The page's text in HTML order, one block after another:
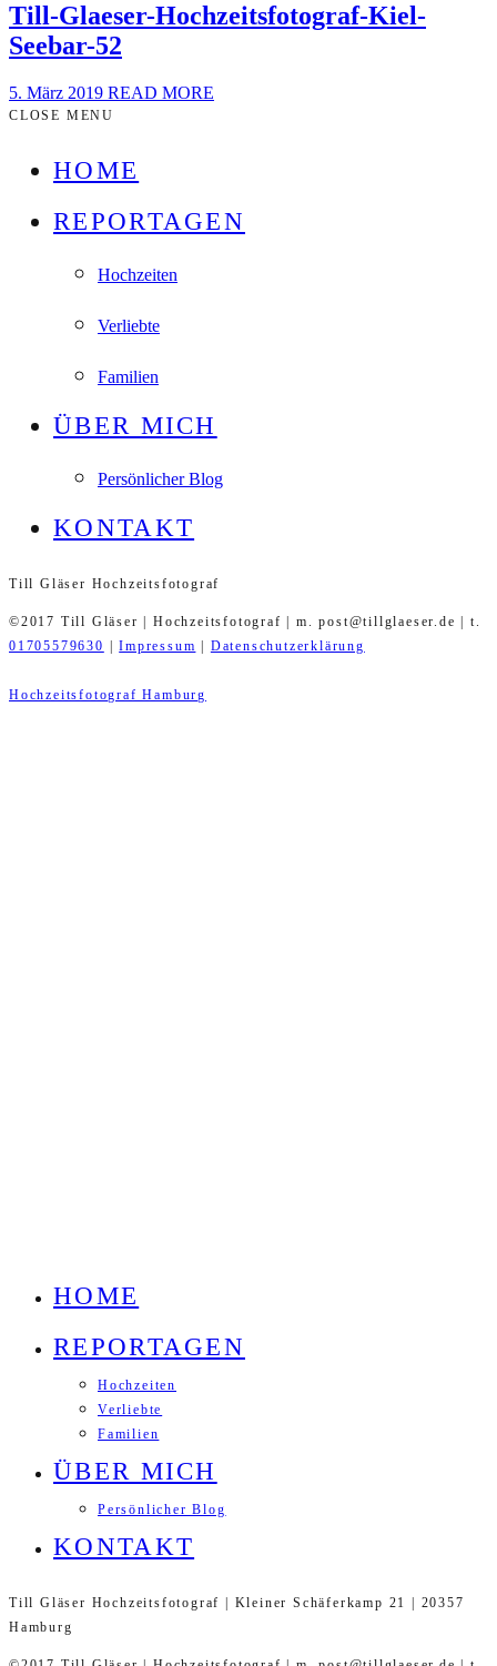
Till-Glaeser-Hochzeitsfotograf-Kiel-
Seebar-52
5. März 2019 READ MORE
CLOSE MENU
HOME
REPORTAGEN
Hochzeiten
Verliebte
Familien
ÜBER MICH
Persönlicher Blog
KONTAKT
Till Gläser Hochzeitsfotograf
©2017 Till Gläser | Hochzeitsfotograf | m. post@tillglaeser.de | t.
01705579630
|Impressum Datenschutzerklärung
Hochzeitsfotograf Hamburg
HOME
REPORTAGEN
Hochzeiten
Verliebte
Familien
ÜBER MICH
Persönlicher Blog
KONTAKT
Till Gläser Hochzeitsfotograf | Kleiner Schäferkamp 21 | 20357
Hamburg